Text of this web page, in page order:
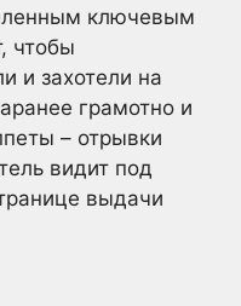
ключевым
чтобы
и захотели на
грамотно и
– отрывки
видит под
выдачи